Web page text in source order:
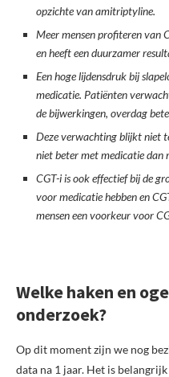
opzichte van amitriptyline.
Meer mensen profiteren van
en heeft een duurzamer
Een hoge lijdensdruk bij
medicatie. Patiënten
de bijwerkingen, overdag
Deze verwachting blijkt niet
niet beter met medicatie dan
CGT-i is ook effectief bij de
voor medicatie hebben en
mensen een voorkeur voor
Welke haken en
onderzoek?
Op dit moment zijn we nog
data na 1 jaar. Het is